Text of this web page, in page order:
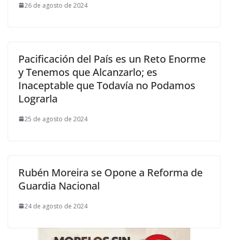
26 de agosto de 2024
Pacificación del País es un Reto Enorme
y Tenemos que Alcanzarlo; es
Inaceptable que Todavía no Podamos
Lograrla
25 de agosto de 2024
Rubén Moreira se Opone a Reforma de
Guardia Nacional
24 de agosto de 2024